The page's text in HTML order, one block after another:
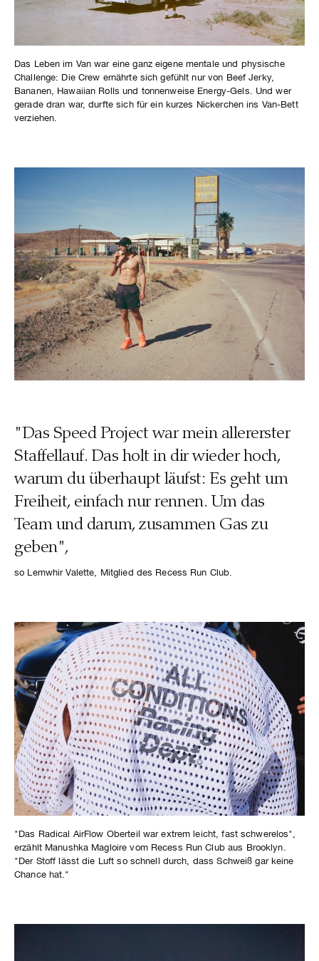
Das Leben im Van war eine ganz eigene mentale und physische
Challenge: Die Crew ernährte sich gefühlt nur von Beef Jerky,
Bananen, Hawaiian Rolls und tonnenweise Energy-Gels. Und wer
gerade dran war, durfte sich für ein kurzes Nickerchen ins Van-Bett
verziehen.
"Das Speed Project war mein allererster
Staffellauf. Das holt in dir wieder hoch,
warum du überhaupt läufst: Es geht um
Freiheit, einfach nur rennen. Um das
Team und darum, zusammen Gas zu
geben",
so Lemwhir Valette, Mitglied des Recess Run Club.
"Das Radical AirFlow Oberteil war extrem leicht, fast schwerelos",
erzählt Manushka Magloire vom Recess Run Club aus Brooklyn.
"Der Stoff lässt die Luft so schnell durch, dass Schweiß gar keine
Chance hat."